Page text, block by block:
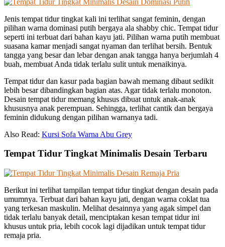
Jenis tempat tidur tingkat kali ini terlihat sangat feminin, dengan
pilihan warna dominasi putih bergaya ala shabby chic. Tempat tidur
seperti ini terbuat dari bahan kayu jati. Pilihan warna putih membuat
suasana kamar menjadi sangat nyaman dan terlihat bersih. Bentuk
tangga yang besar dan lebar dengan anak tangga hanya berjumlah 4
buah, membuat Anda tidak terlalu sulit untuk menaikinya.
Tempat tidur dan kasur pada bagian bawah memang dibaut sedikit
lebih besar dibandingkan bagian atas. Agar tidak terlalu monoton.
Desain tempat tidur memang khusus dibuat untuk anak-anak
khususnya anak perempuan. Sehingga, terlihat cantik dan bergaya
feminin didukung dengan pilihan warnanya tadi.
Also Read: Kursi Sofa Warna Abu Grey
Tempat Tidur Tingkat Minimalis Desain Terbaru
Berikut ini terlihat tampilan tempat tidur tingkat dengan desain pada
umumnya. Terbuat dari bahan kayu jati, dengan warna coklat tua
yang terkesan maskulin. Melihat desainnya yang agak simpel dan
tidak terlalu banyak detail, menciptakan kesan tempat tidur ini
khusus untuk pria, lebih cocok lagi dijadikan untuk tempat tidur
remaja pria.